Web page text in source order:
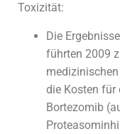
Toxizität:
Die
führten 2009
die Kosten für
Bortezomib